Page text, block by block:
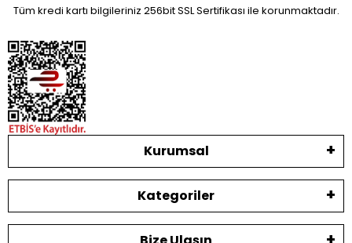
Tüm kredi kartı bilgileriniz 256bit SSL Sertifikası ile korunmaktadır.
Kurumsal
Kategoriler